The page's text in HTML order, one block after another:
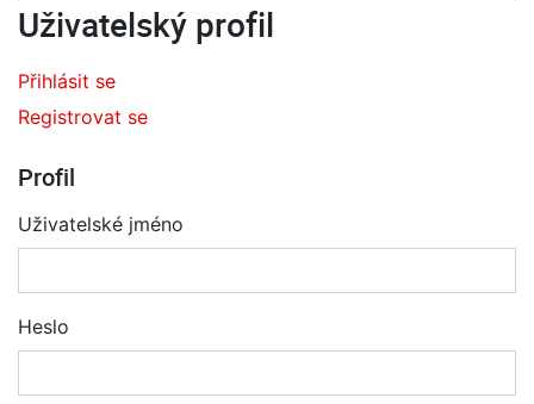
Uživatelský profil
Přihlásit se
Registrovat se
Profil
Uživatelské jméno
Heslo